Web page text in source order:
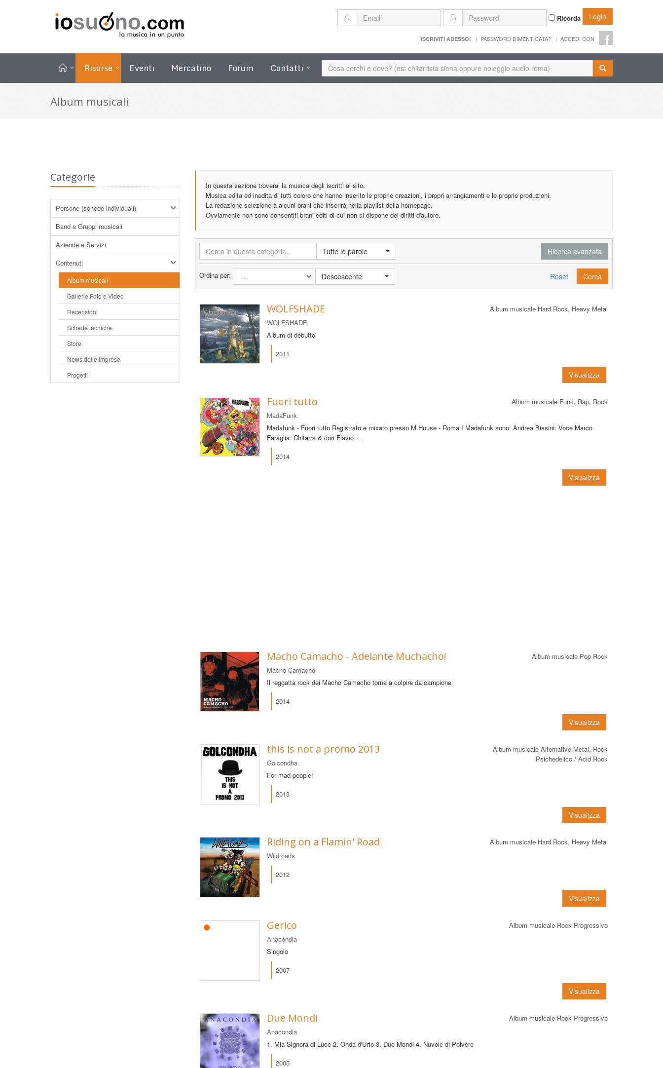
Ricorda Login
ISCRIVITI ADESSO! PASSWORD DIMENTICATA? ACCEDI CON
Risorse Eventi Mercatino Forum Contatti
Album musicali
Categorie
Persone (schede individuali)
Band e Gruppi musicali
Aziende e Servizi
Contenuti
Album musicali
Gallerie Foto e Video
Recensioni
Schede tecniche
Store
News delle Imprese
Progetti
In questa sezione troverai la musica degli iscritti al sito.
Musica edita ed inedita di tutti coloro che hanno inserito le proprie creazioni, i propri arrangiamenti e le proprie produzioni.
La redazione selezionerà alcuni brani che inserirà nella playlist della homepage.
Ovviamente non sono consentiti brani editi di cui non si dispone dei diritti d'autore.
Tutte le parole Ricerca avanzata
Reset Cerca
Ordina per: Descescente
Album musicale Hard Rock, Heavy Metal
WOLFSHADE
WOLFSHADE
Album di debutto
2011
Visualizza
Album musicale Funk, Rap, Rock
Fuori tutto
MadaFunk
Madafunk - Fuori tutto Registrato e mixato presso M.House - Roma I Madafunk sono: Andrea Biasini: Voce Marco
Faraglia: Chitarra & cori Flavio …
2014
Visualizza
Album musicale Pop Rock
Macho Camacho - Adelante Muchacho!
Macho Camacho
Il reggatta rock dei Macho Camacho torna a colpire da campione
2014
Visualizza
Album musicale Alternative Metal, Rock
Psichedelico / Acid Rock
this is not a promo 2013
Golcondha
For mad people!
2013
Visualizza
Album musicale Hard Rock, Heavy Metal
Riding on a Flamin' Road
Wildroads
2012
Visualizza
Album musicale Rock Progressivo
Gerico
Anacondia
Singolo
2007
Visualizza
Album musicale Rock Progressivo
Due Mondi
Anacondia
1. Mia Signora di Luce 2. Onda d'Urto 3. Due Mondi 4. Nuvole di Polvere
2005